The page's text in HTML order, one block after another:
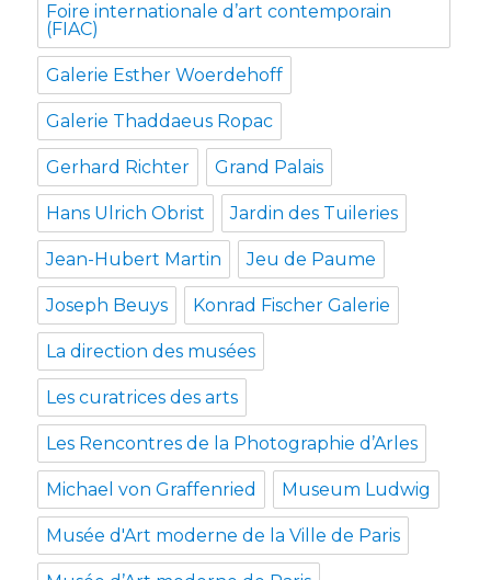
Foire internationale d’art contemporain
(FIAC)
Galerie Esther Woerdehoff
Galerie Thaddaeus Ropac
Gerhard Richter Grand Palais
Hans Ulrich Obrist Jardin des Tuileries
Jean-Hubert Martin Jeu de Paume
Joseph Beuys Konrad Fischer Galerie
La direction des musées
Les curatrices des arts
Les Rencontres de la Photographie d’Arles
Michael von Graffenried Museum Ludwig
Musée d'Art moderne de la Ville de Paris